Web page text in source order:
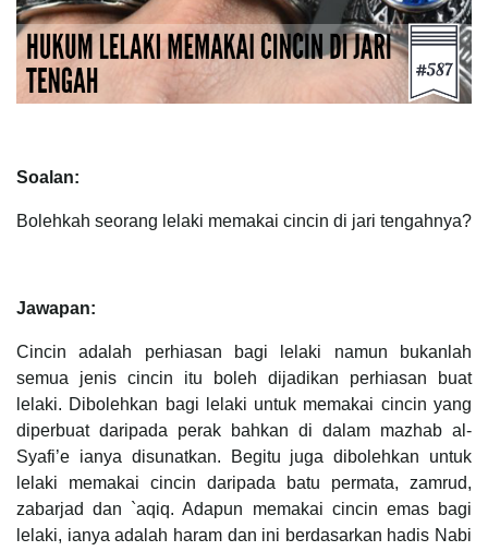
Soalan:
Bolehkah seorang lelaki memakai cincin di jari tengahnya?
Jawapan:
Cincin adalah perhiasan bagi lelaki namun bukanlah
semua jenis cincin itu boleh dijadikan perhiasan buat
lelaki. Dibolehkan bagi lelaki untuk memakai cincin yang
diperbuat daripada perak bahkan di dalam mazhab al-
Syafi’e ianya disunatkan. Begitu juga dibolehkan untuk
lelaki memakai cincin daripada batu permata, zamrud,
zabarjad dan `aqiq. Adapun memakai cincin emas bagi
lelaki, ianya adalah haram dan ini berdasarkan hadis Nabi